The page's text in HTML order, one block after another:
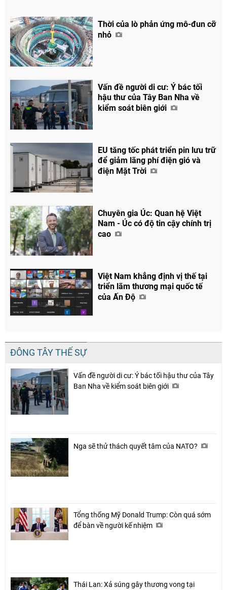
Chia sẻ
Thời của lò phản ứng mô-đun cỡ
nhỏ
Vấn đề người di cư: Ý bác tối
hậu thư của Tây Ban Nha về
kiểm soát biên giới
EU tăng tốc phát triển pin lưu trữ
để giảm lãng phí điện gió và
điện Mặt Trời
Chuyên gia Úc: Quan hệ Việt
Nam - Úc có độ tin cậy chính trị
cao
Việt Nam khẳng định vị thế tại
triển lãm thương mại quốc tế
của Ấn Độ
ĐÔNG TÂY THẾ SỰ
Vấn đề người di cư: Ý bác tối hậu thư của Tây
Ban Nha về kiểm soát biên giới
Nga sẽ thử thách quyết tâm của NATO?
Tổng thống Mỹ Donald Trump: Còn quá sớm
để bàn về người kế nhiệm
Thái Lan: Xả súng gây thương vong tại